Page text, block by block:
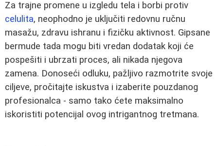
Za trajne promene u izgledu tela i borbi protiv
celulita, neophodno je uključiti redovnu ručnu
masažu, zdravu ishranu i fizičku aktivnost. Gipsane
bermude tada mogu biti vredan dodatak koji će
pospešiti i ubrzati proces, ali nikada njegova
zamena. Donoseći odluku, pažljivo razmotrite svoje
ciljeve, pročitajte iskustva i izaberite pouzdanog
profesionalca - samo tako ćete maksimalno
iskoristiti potencijal ovog intrigantnog tretmana.